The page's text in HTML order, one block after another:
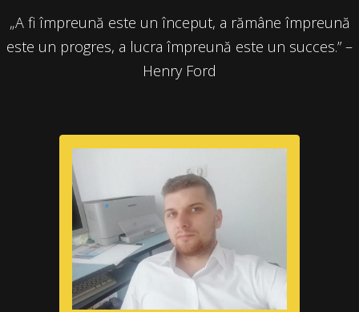
„A fi împreună este un început, a rămâne împreună
este un progres, a lucra împreună este un succes.” –
Henry Ford